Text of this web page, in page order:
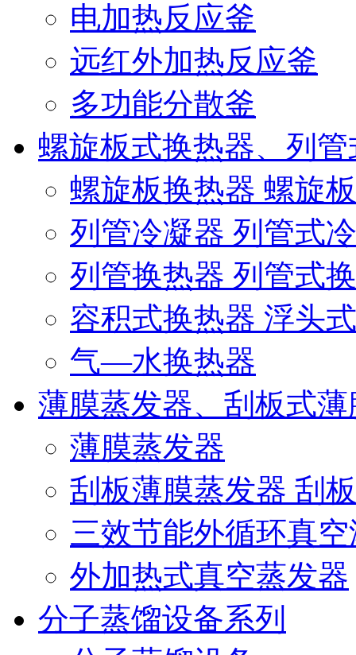
电加热反应釜
远红外加热反应釜
多功能分散釜
螺旋板式换热器、列
螺旋板换热器 螺旋
列管冷凝器 列管式
列管换热器 列管式
容积式换热器 浮头
气—水换热器
薄膜蒸发器、刮板式
薄膜蒸发器
刮板薄膜蒸发器 刮
三效节能外循环真
外加热式真空蒸发器
分子蒸馏设备系列